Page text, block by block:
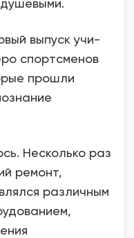
выпуск учи-
спортсменов
прошли
Несколько раз
ремонт,
различным